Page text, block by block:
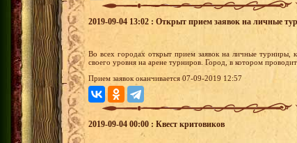
2019-09-04 13:02 : Открыт прием заявок на личные
Во всех городах открыт прием заявок на личные
своего уровня на арене турниров. Город, в котором
Прием заявок оканчивается 07-09-2019 12:57
2019-09-04 00:00 : Квест критовиков